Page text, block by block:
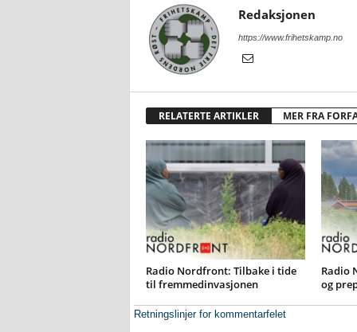
Redaksjonen
https://www.frihetskamp.no
RELATERTE ARTIKLER MER FRA
Radio Nordfront: Tilbake i tide
til fremmedinvasjonen
Radio
og
Retningslinjer for kommentarfelet